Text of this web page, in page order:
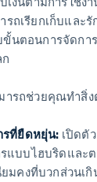
ถเรียกเก็บและ
นตอนการจัดกา
ารถช่วยคุณทำสิ่
รที่ยืดหยุ่น: เปิดตั
แบบไฮบริดและต
มคงที่บวกส่วนเ